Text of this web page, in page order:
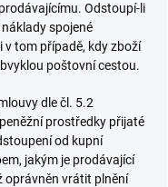
Odstoupí-li
spojené
v tom případě, kdy zboží
poštovní cestou.
dle čl. 5.2
prostředky přijaté
od kupní
jakým je prodávající
oprávněn vrátit plnění